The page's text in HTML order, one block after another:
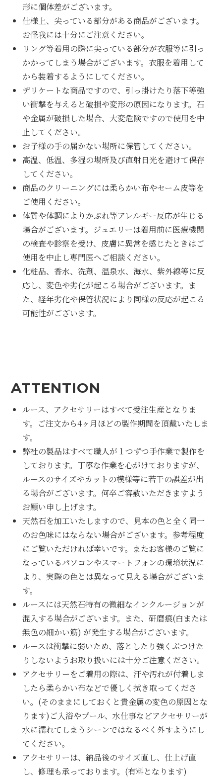
形に個体差がございます。
仕様上、尖っている部分がある商品がございます。
お怪我には十分にご注意ください。
リング等着用の際に尖っている部分が衣服等に引っ
かかってしまう場合がございます。衣服を着用して
から装着するようにしてください。
デリケートな商品ですので、引っ掛けたり落下等強
い衝撃を与えると破損や変形の原因になります。石
や金属が破損した場合、大変危険ですので使用を中
止してください。
お子様の手の届かない場所に保管してください。
高温、低温、多湿の場所及び直射日光を避けて保存
してください。
商品のクリーニングには柔らかい布やセーム皮等を
ご使用ください。
体質や体調によりかぶれ等アレルギー反応が生じる
場合がございます。ジュエリーは着用前に医療機関
の検査や診察を受け、皮膚に異常を感じたときはご
使用を中止し専門医へご相談ください。
化粧品、香水、洗剤、温泉水、海水、紫外線等に反
応し、変色や劣化が起こる場合がございます。ま
た、経年劣化や保管状況により同様の反応が起こる
可能性がございます。
ATTENTION
ルース、アクセサリーはすべて受注生産となりま
す。ご注文から4ヶ月ほどの製作期間を頂戴いたしま
す。
弊社の製品はすべて職人が１つずつ手作業で製作を
しております。丁寧な作業を心がけておりますが、
ルースのサイズやカットの模様等に若干の誤差が出
る場合がございます。何卒ご容赦いただきますよう
お願い申し上げます。
天然石を加工いたしますので、見本の色と全く同一
のお色味にはならない場合がございます。参考程度
にご覧いただければ幸いです。またお客様のご覧に
なっているパソコンやスマートフォンの環境状況に
より、実際の色とは異なって見える場合がございま
す。
ルースには天然石特有の微細なインクルージョンが
混入する場合がございます。また、研磨痕(白または
無色の細かい筋) が発生する場合がございます。
ルースは衝撃に弱いため、落としたり強くぶつけた
りしないようお取り扱いには十分ご注意ください。
アクセサリーをご着用の際は、汗や汚れが付着しま
したら柔らかい布などで優しく拭き取ってくださ
い。(そのままにしておくと貴金属の変色の原因とな
ります)ご入浴やプール、水仕事などアクセサリーが
水に濡れてしまうシーンではなるべく外すようにし
てください。
アクセサリーは、納品後のサイズ直し、仕上げ直
し、修理も承っております。(有料となります)